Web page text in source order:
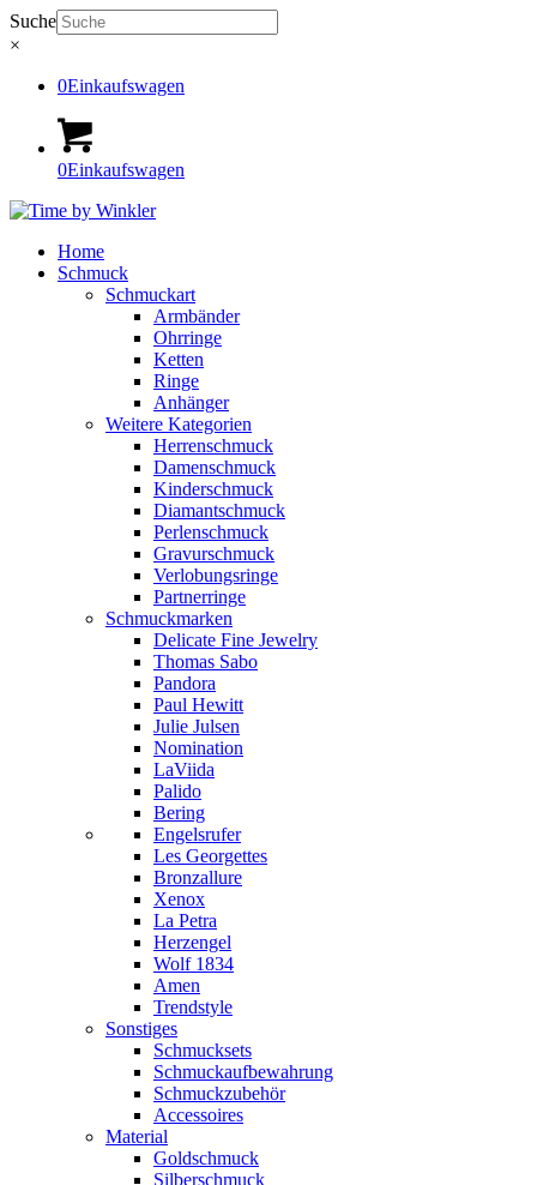
Suche
×
0Einkaufswagen
0Einkaufswagen
Home
Schmuck
Schmuckart
Armbänder
Ohrringe
Ketten
Ringe
Anhänger
Weitere Kategorien
Herrenschmuck
Damenschmuck
Kinderschmuck
Diamantschmuck
Perlenschmuck
Gravurschmuck
Verlobungsringe
Partnerringe
Schmuckmarken
Delicate Fine Jewelry
Thomas Sabo
Pandora
Paul Hewitt
Julie Julsen
Nomination
LaViida
Palido
Bering
Engelsrufer
Les Georgettes
Bronzallure
Xenox
La Petra
Herzengel
Wolf 1834
Amen
Trendstyle
Sonstiges
Schmucksets
Schmuckaufbewahrung
Schmuckzubehör
Accessoires
Material
Goldschmuck
Silberschmuck